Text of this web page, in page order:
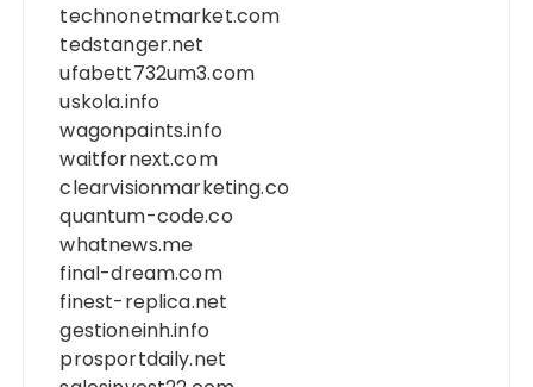
technonetmarket.com
tedstanger.net
ufabett732um3.com
uskola.info
wagonpaints.info
waitfornext.com
clearvisionmarketing.co
quantum-code.co
whatnews.me
final-dream.com
finest-replica.net
gestioneinh.info
prosportdaily.net